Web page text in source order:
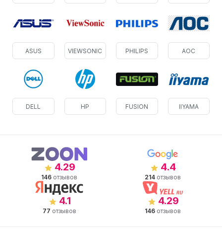
ASUS VIEWSONIC PHILIPS AOC
DELL HP FUSION IIYAMA
4.29
146 отзывов
4.4
214 отзывов
4.1
77 отзывов
4.29
146 отзывов